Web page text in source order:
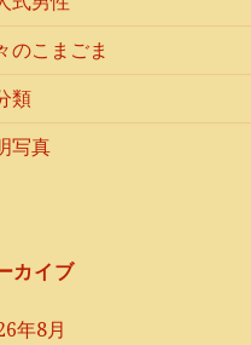
のこまごま
類
写真
カイブ
年8月